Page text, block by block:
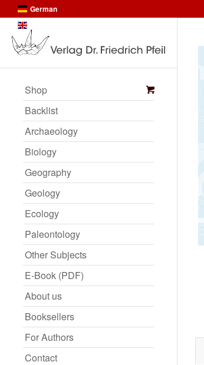
German
Shop
Backlist
Archaeology
Biology
Geography
Geology
Ecology
Paleontology
Other Subjects
E-Book (PDF)
About us
Booksellers
For Authors
Contact